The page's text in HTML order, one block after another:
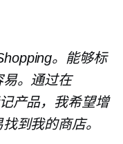
。能够标
。通过在
产品，我希望增
到我的商店。